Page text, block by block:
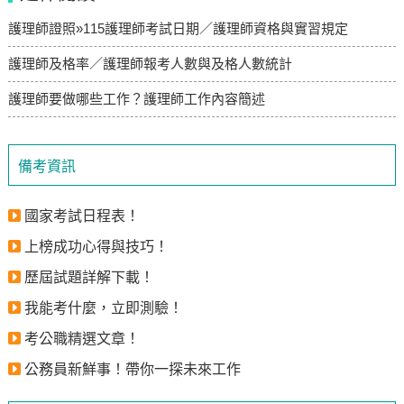
備考資訊
國家考試日程表！
上榜成功心得與技巧！
歷屆試題詳解下載！
我能考什麼，立即測驗！
考公職精選文章！
公務員新鮮事！帶你一探未來工作
護理師證照»115護理師考試日期／護理師資格與實習規定
護理師及格率／護理師報考人數與及格人數統計
護理師要做哪些工作？護理師工作內容簡述